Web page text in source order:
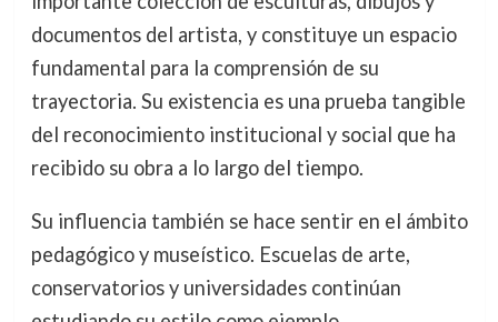
documentos del artista, y constituye un espacio
fundamental para la comprensión de su
trayectoria. Su existencia es una prueba tangible
del reconocimiento institucional y social que ha
recibido su obra a lo largo del tiempo.
Su influencia también se hace sentir en el ámbito
pedagógico y museístico. Escuelas de arte,
conservatorios y universidades continúan